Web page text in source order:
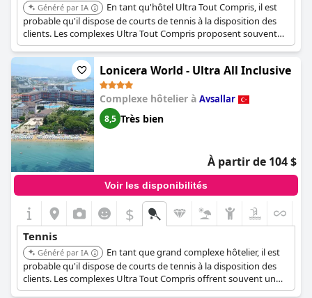
Généré par IA
En tant qu'hôtel Ultra Tout Compris, il est
probable qu'il dispose de courts de tennis à la disposition des
clients. Les complexes Ultra Tout Compris proposent souvent
un large éventail d'activités, et le tennis est une offre courante.
Lonicera World - Ultra All Inclusive
Complexe hôtelier à Avsallar
8,5 Très bien
À partir de 104 $
Voir les disponibilités
$
Tennis
Généré par IA
En tant que grand complexe hôtelier, il est
probable qu'il dispose de courts de tennis à la disposition des
clients. Les complexes Ultra Tout Compris offrent souvent un
large éventail d'activités, et le tennis est une offre courante.